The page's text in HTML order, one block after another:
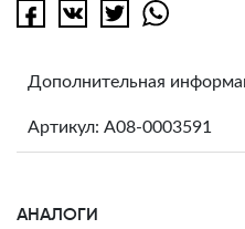
Дополнительная
Артикул: A08-0003591
АНАЛОГИ